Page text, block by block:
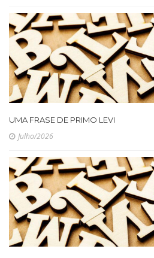
UMA FRASE DE PRIMO LEVI
Julho/2026